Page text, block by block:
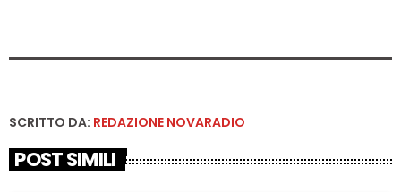
SCRITTO DA: REDAZIONE NOVARADIO
POST SIMILI